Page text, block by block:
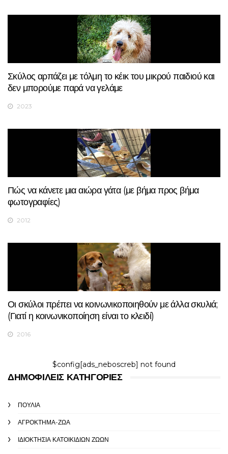
Σκύλος αρπάζει με τόλμη το κέικ του μικρού παιδιού και
δεν μπορούμε παρά να γελάμε
2023
Πώς να κάνετε μια αιώρα γάτα (με βήμα προς βήμα
φωτογραφίες)
2012
Οι σκύλοι πρέπει να κοινωνικοποιηθούν με άλλα σκυλιά;
(Γιατί η κοινωνικοποίηση είναι το κλειδί)
2016
$config[ads_neboscreb] not found
ΔΗΜΟΦΙΛΕΊΣ ΚΑΤΗΓΟΡΊΕΣ
ΠΟΥΛΙΆ
ΑΓΡΌΚΤΗΜΑ-ΖΏΑ
ΙΔΙΟΚΤΗΣΊΑ ΚΑΤΟΙΚΊΔΙΩΝ ΖΏΩΝ